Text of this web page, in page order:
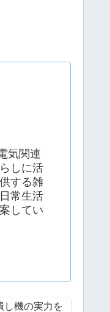
気関連
しに活
する雑
常生活
してい
し機の実力を